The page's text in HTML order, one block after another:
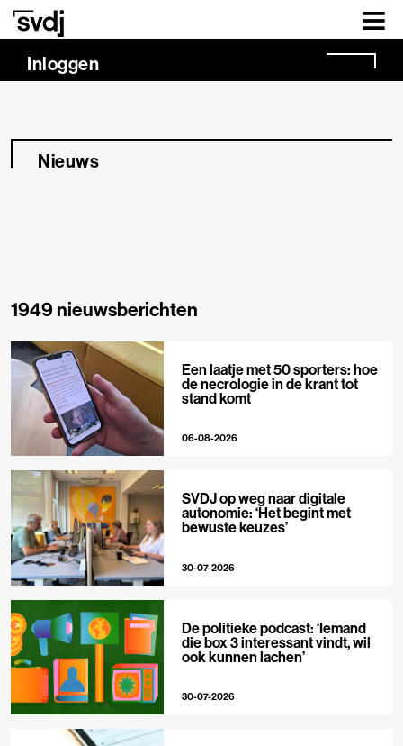
Naar hoofdinhoud
Inloggen
Nieuws
1949 nieuwsberichten
Een laatje met 50 sporters: hoe
de necrologie in de krant tot
stand komt
06-08-2026
SVDJ op weg naar digitale
autonomie: ‘Het begint met
bewuste keuzes’
30-07-2026
De politieke podcast: ‘Iemand
die box 3 interessant vindt, wil
ook kunnen lachen’
30-07-2026